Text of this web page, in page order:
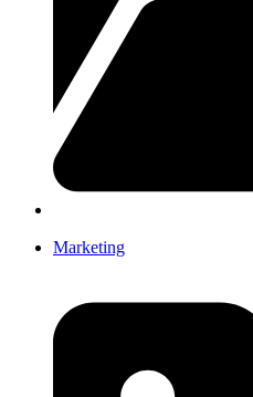
Marketing